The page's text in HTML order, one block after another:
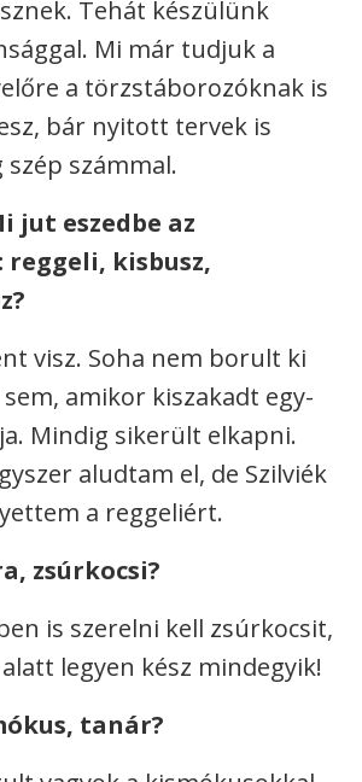
Tehát készülünk
Mi már tudjuk a
a törzstáborozóknak is
bár nyitott tervek is
számmal.
jut eszedbe az
kisbusz,
visz. Soha nem borult ki
amikor kiszakadt egy-
Mindig sikerült elkapni.
aludtam el, de Szilviék
a reggeliért.
zsúrkocsi?
is szerelni kell zsúrkocsit,
legyen kész mindegyik!
tanár?